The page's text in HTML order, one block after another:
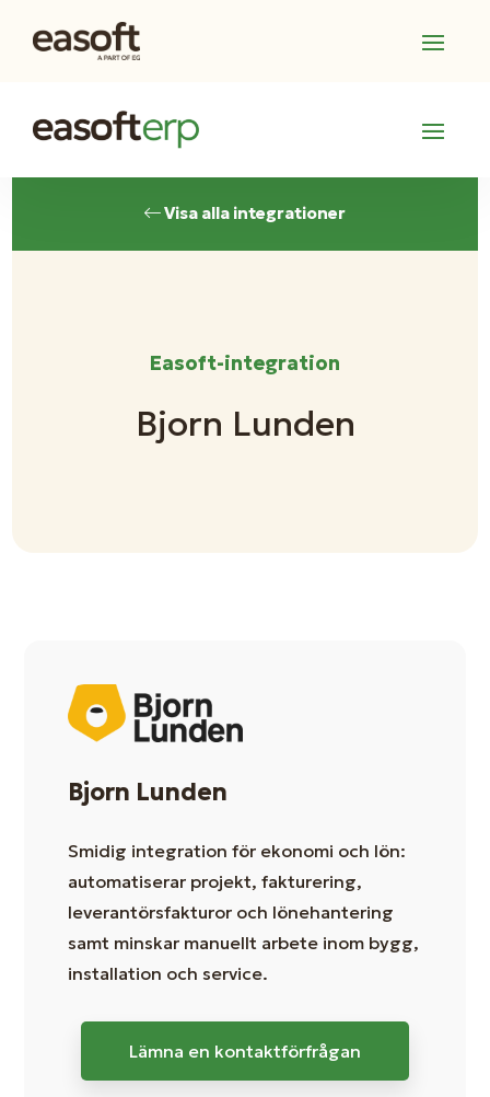
Visa alla integrationer
Easoft-integration
Bjorn Lunden
Bjorn Lunden
Smidig integration för ekonomi och lön:
automatiserar projekt, fakturering,
leverantörsfakturor och lönehantering
samt minskar manuellt arbete inom bygg,
installation och service.
Lämna en kontaktförfrågan